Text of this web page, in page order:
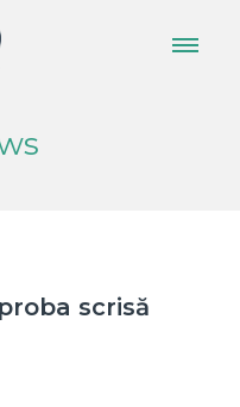
scrisă